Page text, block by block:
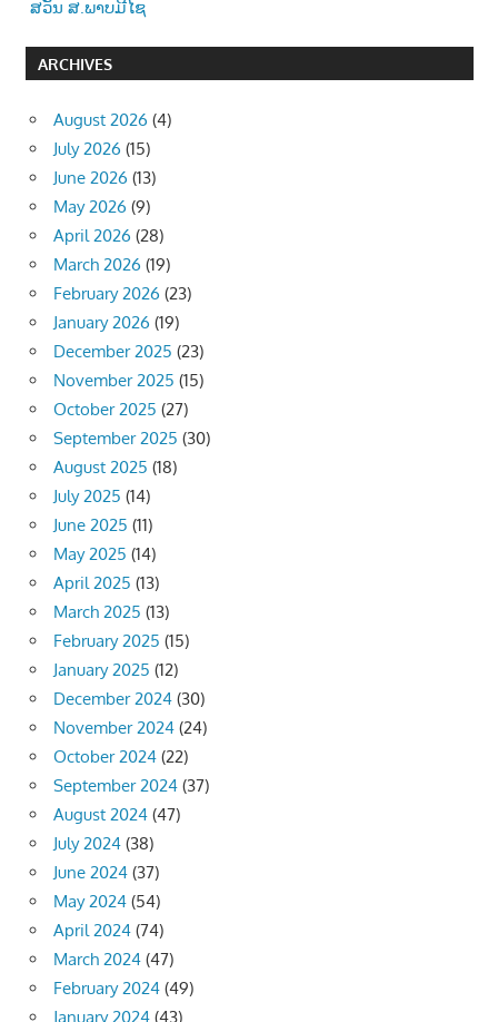
ສວັນ ສ.ພາບມີໄຊ
ARCHIVES
August 2026 (4)
July 2026 (15)
June 2026 (13)
May 2026 (9)
April 2026 (28)
March 2026 (19)
February 2026 (23)
January 2026 (19)
December 2025 (23)
November 2025 (15)
October 2025 (27)
September 2025 (30)
August 2025 (18)
July 2025 (14)
June 2025 (11)
May 2025 (14)
April 2025 (13)
March 2025 (13)
February 2025 (15)
January 2025 (12)
December 2024 (30)
November 2024 (24)
October 2024 (22)
September 2024 (37)
August 2024 (47)
July 2024 (38)
June 2024 (37)
May 2024 (54)
April 2024 (74)
March 2024 (47)
February 2024 (49)
January 2024 (43)